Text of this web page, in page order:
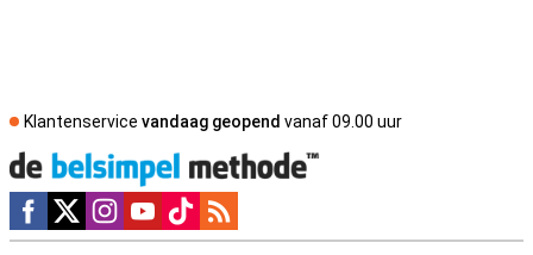
Klantenservice vandaag geopend vanaf 09.00 uur
Social media